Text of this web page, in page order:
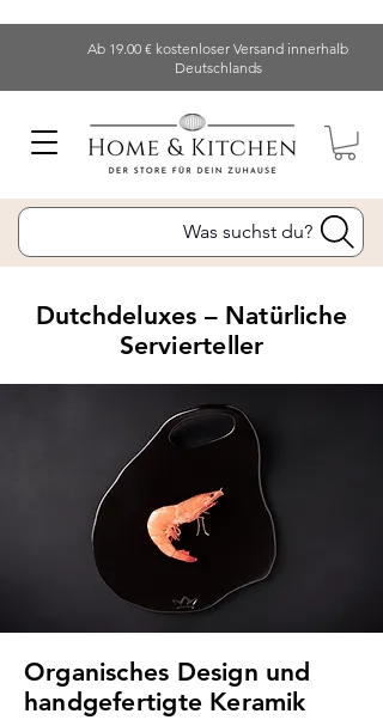
Ab 19.00 € kostenloser Versand innerhalb
Deutschlands
Was suchst du?
Dutchdeluxes – Natürliche
Servierteller
Organisches Design und
handgefertigte Keramik